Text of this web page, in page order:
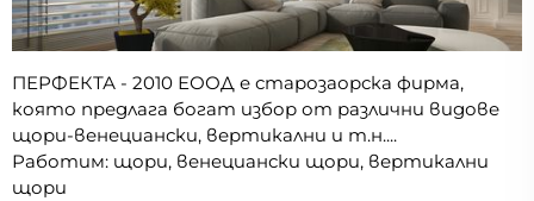
ПЕРФЕКТА - 2010 ЕООД е старозаорска фирма,
която предлага богат избор от различни видове
щори-венециански, вертикални и т.н....
Работим: щори, венециански щори, вертикални
щори